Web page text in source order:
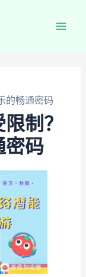
的畅通密码
制？
密码